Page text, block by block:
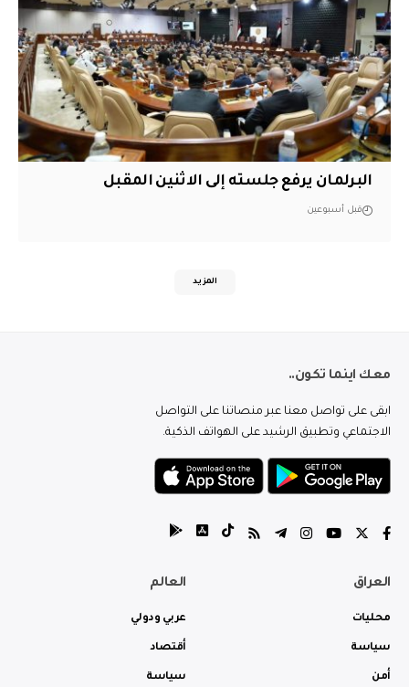
البرلمان يرفع جلسته إلى الاثنين المقبل
قبل أسبوعين
المزيد
معك اينما تكون..
ابقى على تواصل معنا عبر منصاتنا على التواصل
الاجتماعي وتطبيق الرشيد على الهواتف الذكية.
العراق
محليات
سياسة
أمن
العالم
عربي ودولي
أقتصاد
سياسة